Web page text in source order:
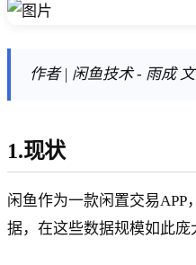
作者 | 闲鱼技术 - 雨成
1.现状
闲鱼作为一款闲置交易
据，在这些数据规模如此庞